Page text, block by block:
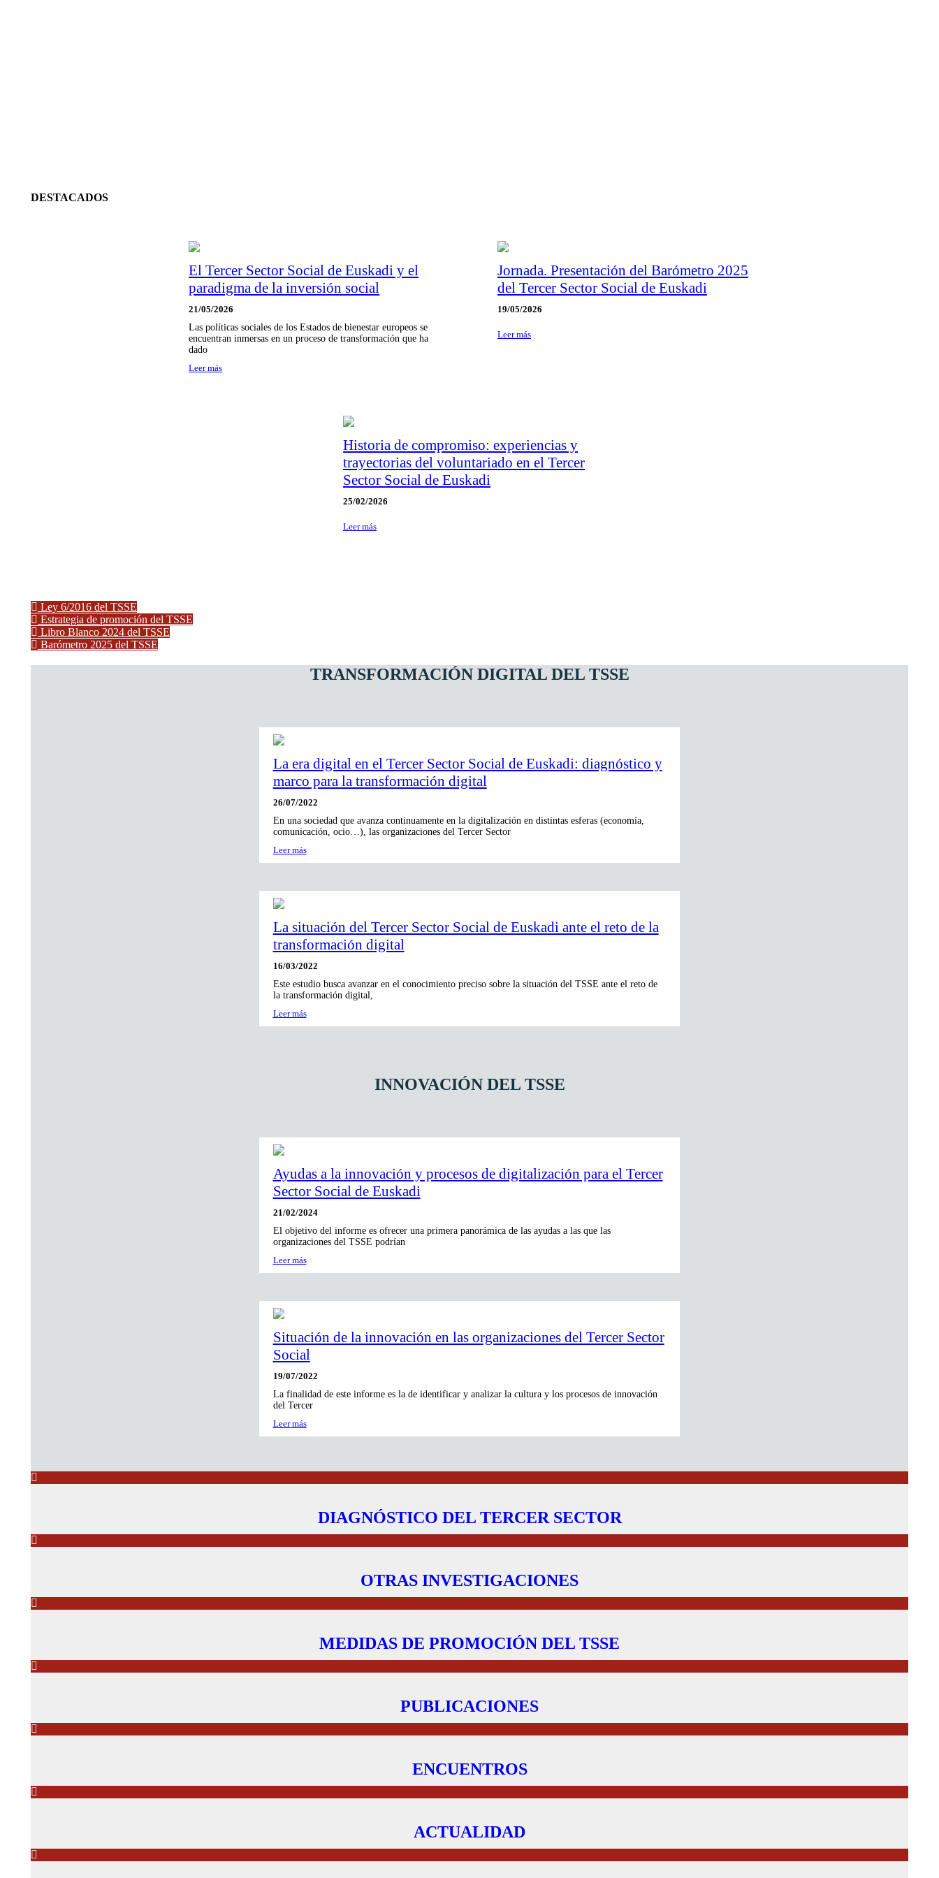
DESTACADOS
El Tercer Sector Social de Euskadi y el
paradigma de la inversión social
21/05/2026
Las políticas sociales de los Estados de bienestar europeos se
encuentran inmersas en un proceso de transformación que ha
dado
Leer más
Jornada. Presentación del Barómetro 2025
del Tercer Sector Social de Euskadi
19/05/2026
Leer más
Historia de compromiso: experiencias y
trayectorias del voluntariado en el Tercer
Sector Social de Euskadi
25/02/2026
Leer más
Ley 6/2016 del TSSE
Estrategia de promoción del TSSE
Libro Blanco 2024 del TSSE
Barómetro 2025 del TSSE
TRANSFORMACIÓN DIGITAL DEL TSSE
La era digital en el Tercer Sector Social de Euskadi: diagnóstico y
marco para la transformación digital
26/07/2022
En una sociedad que avanza continuamente en la digitalización en distintas esferas (economía,
comunicación, ocio…), las organizaciones del Tercer Sector
Leer más
La situación del Tercer Sector Social de Euskadi ante el reto de la
transformación digital
16/03/2022
Este estudio busca avanzar en el conocimiento preciso sobre la situación del TSSE ante el reto de
la transformación digital,
Leer más
INNOVACIÓN DEL TSSE
Ayudas a la innovación y procesos de digitalización para el Tercer
Sector Social de Euskadi
21/02/2024
El objetivo del informe es ofrecer una primera panorámica de las ayudas a las que las
organizaciones del TSSE podrían
Leer más
Situación de la innovación en las organizaciones del Tercer Sector
Social
19/07/2022
La finalidad de este informe es la de identificar y analizar la cultura y los procesos de innovación
del Tercer
Leer más
DIAGNÓSTICO DEL TERCER SECTOR
OTRAS INVESTIGACIONES
MEDIDAS DE PROMOCIÓN DEL TSSE
PUBLICACIONES
ENCUENTROS
ACTUALIDAD